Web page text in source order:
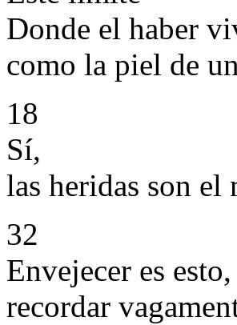
Donde el haber
como la piel de
18
Sí,
las heridas son
32
Envejecer es esto,
recordar